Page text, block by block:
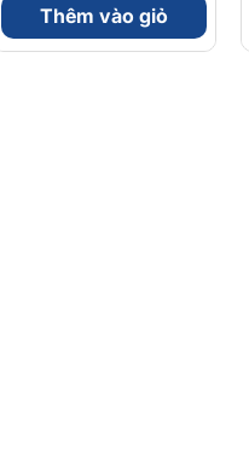
240 Viên - Chính
Ngạch Mỹ, Xuất VAT
Thêm vào giỏ